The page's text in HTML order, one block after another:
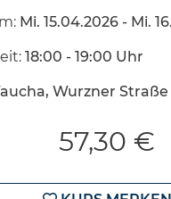
Mi. 15.04.2026 - Mi.
18:00 - 19:00 Uhr
Wurzner Straße
57,30 €